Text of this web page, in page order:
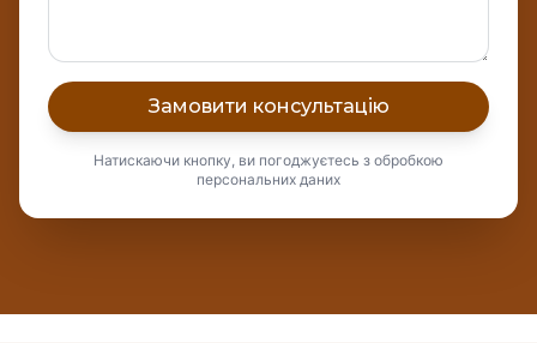
Замовити консультацію
Натискаючи кнопку, ви погоджуєтесь з обробкою
персональних даних